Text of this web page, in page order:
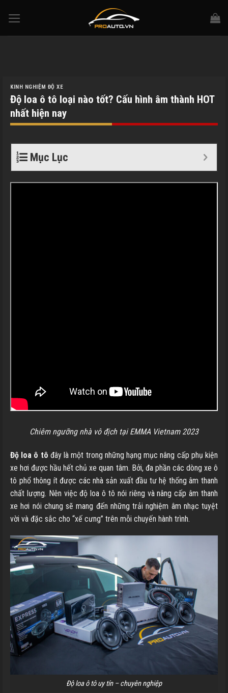
KINH NGHIỆM ĐỘ XE
Độ loa ô tô loại nào tốt? Cấu hình âm thành HOT
nhất hiện nay
Mục Lục
Chiêm ngưỡng nhà vô địch tại EMMA Vietnam 2023
Độ loa ô tô đây là một trong những hạng mục nâng cấp phụ kiện
xe hơi được hầu hết chủ xe quan tâm. Bởi, đa phần các dòng xe ô
tô phổ thông ít được các nhà sản xuất đầu tư hệ thống âm thanh
chất lượng. Nên việc độ loa ô tô nói riêng và nâng cấp âm thanh
xe hơi nói chung sẽ mang đến những trải nghiệm âm nhạc tuyệt
vời và đặc sắc cho “xế cưng” trên mỗi chuyến hành trình.
Độ loa ô tô uy tín – chuyên nghiệp